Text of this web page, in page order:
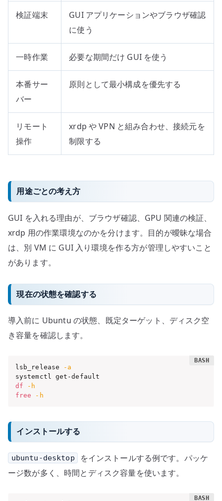
検証端末
GUI アプリケーションやブラウザ確認
に使う
一時作業 必要な期間だけ GUI を使う
本番サー
バー
原則として最小構成を優先する
リモート
操作
xrdp や VPN と組み合わせ、接続元を
制限する
用途ごとの考え方
GUI を入れる理由が、ブラウザ確認、GPU 関連の検証、
xrdp 用の作業環境なのかを分けます。目的が曖昧な場合
は、別 VM に GUI 入り環境を作る方が管理しやすいこと
があります。
現在の状態を確認する
導入前に Ubuntu の状態、既定ターゲット、ディスク空
き容量を確認します。
lsb_release
-a
df
-h
free
-h
インストールする
ubuntu-desktop
をインストールする例です。パッケ
ージ数が多く、時間とディスク容量を使います。